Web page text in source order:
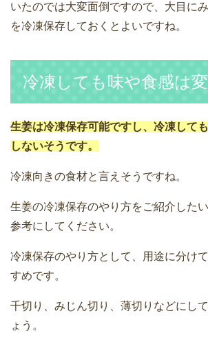
いたのでは大変面倒ですので、大目に
を冷凍保存しておくとよいですね。
冷凍しても味や食感は
生姜は冷凍保存可能ですし、冷凍して
しないそうです。
冷凍向きの食材と言えそうですね。
生姜の冷凍保存のやり方をご紹介した
参考にしてください。
冷凍保存のやり方として、用途に分け
すめです。
千切り、みじん切り、薄切りなどにし
ょう。